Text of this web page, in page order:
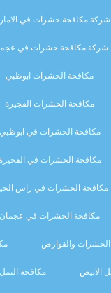
شركة مكافحة حشرات في
شركة مكافحة حشرات في
مكافحة الحشرات ابوظبي
مكافحة الحشرات الفجيرة
مكافحة الحشرات في ابوظبي
مكافحة الحشرات في الفجيرة
مكافحة الحشرات في راس
مكافحة الحشرات في عجمان
والقوارض
الابيض مكافحة